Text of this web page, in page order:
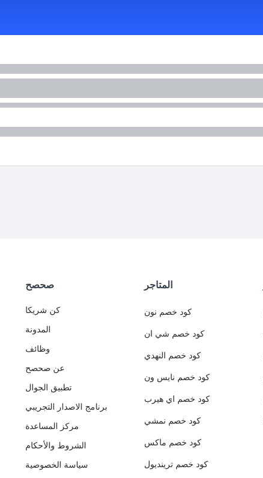
صحصح
كن شريكا
المدونة
وظائف
عن صحصح
تطبيق الجوال
برنامج الاصدار التجريبي
مركز المساعدة
الشروط والأحكام
سياسة الخصوصية
المتاجر
كود خصم نون
كود خصم شي ان
كود خصم النهدي
كود خصم نايس ون
كود خصم اي هيرب
كود خصم نمشي
كود خصم ماكس
كود خصم ترينديول